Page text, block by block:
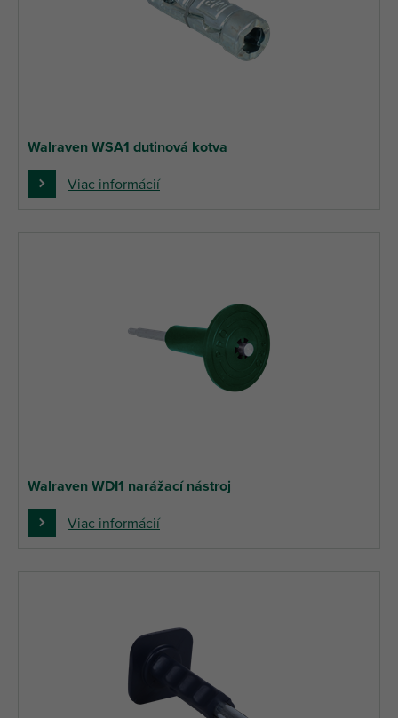
Walraven WSA1 dutinová kotva
Viac informácií
Walraven WDI1 narážací nástroj
Viac informácií